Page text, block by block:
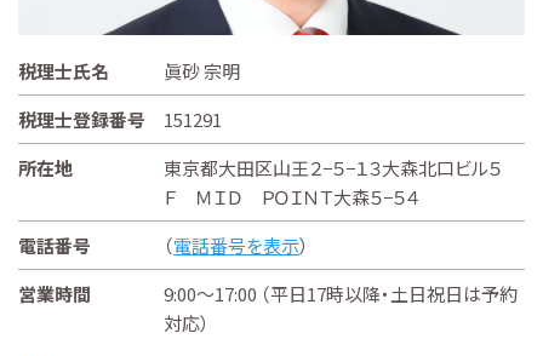
税理士氏名
眞砂 宗明
税理士登録番号
151291
所在地
東京都大田区山王２−５−１３大森北口ビル５
Ｆ ＭＩＤ ＰＯＩＮＴ大森５−５４
電話番号
（電話番号を表示）
営業時間
9:00～17:00 （平日17時以降・土日祝日は予約
対応）